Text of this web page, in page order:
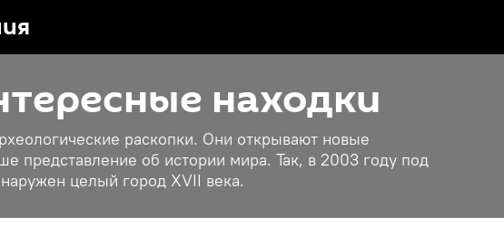
находки
раскопки. Они открывают новые
представление об истории мира. Так, в 2003 году под
целый город XVII века.